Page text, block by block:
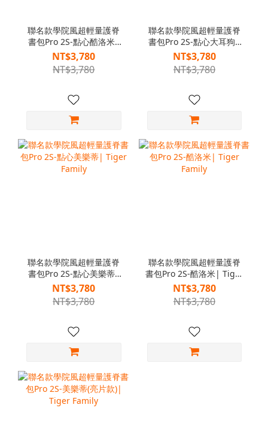
聯名款學院風超輕量護脊
書包Pro 2S-點心酷洛米|
Tiger Family
NT$3,780
NT$3,780
聯名款學院風超輕量護脊
書包Pro 2S-點心大耳狗|
Tiger Family
NT$3,780
NT$3,780
聯名款學院風超輕量護脊
書包Pro 2S-點心美樂蒂|
Tiger Family
NT$3,780
NT$3,780
聯名款學院風超輕量護脊
書包Pro 2S-酷洛米| Tiger
Family
NT$3,780
NT$3,780